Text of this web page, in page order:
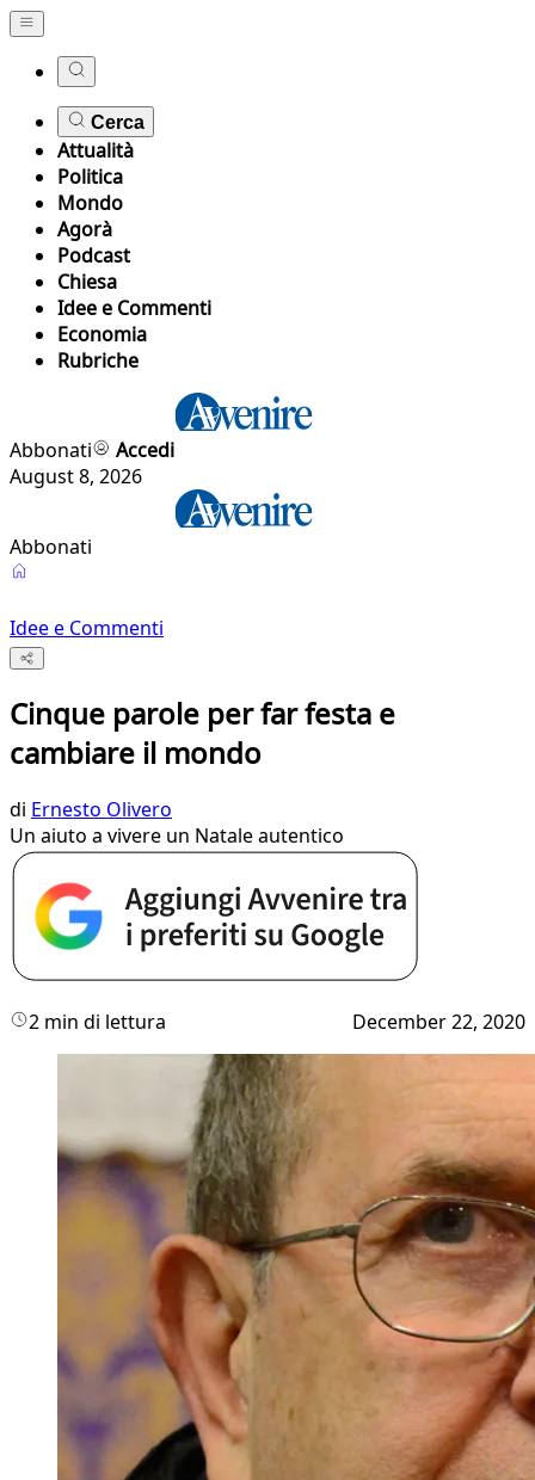
Cerca
Attualità
Politica
Mondo
Agorà
Podcast
Chiesa
Idee e Commenti
Economia
Rubriche
Abbonati
Accedi
August 8, 2026
Abbonati
Idee e Commenti
Cinque parole per far festa e
cambiare il mondo
di Ernesto Olivero
Un aiuto a vivere un Natale autentico
2 min di lettura December 22, 2020